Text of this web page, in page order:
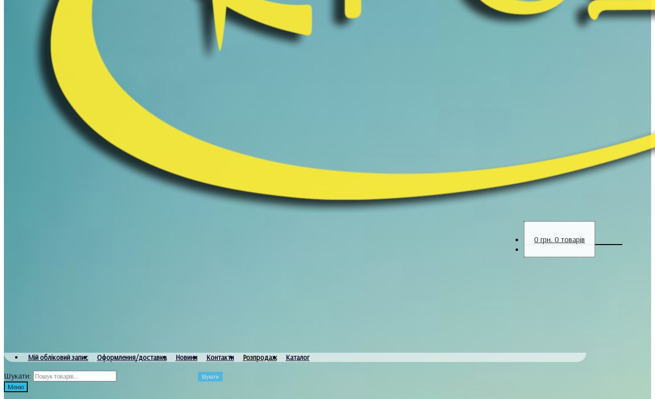
Мій обліковий запис Оформлення/доставка Новини Контакти Розпродаж Каталог
Шукати: Шукати
Меню
0грн. 0 товарів